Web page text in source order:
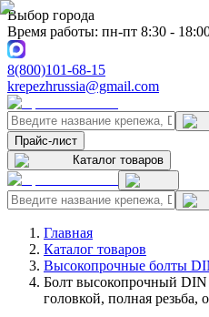
Выбор города
Время работы: пн-пт 8:30 -
8(800)101-68-15
krepezhrussia@gmail.com
Прайс-лист
Каталог товаров
Главная
Каталог товаров
Высокопрочные болты
Болт высокопрочный DIN
головкой, полная